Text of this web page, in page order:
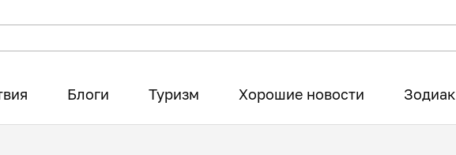
Блоги Туризм Хорошие новости Зодиак